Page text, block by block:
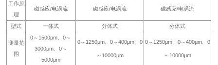
工作原
理
磁感应/电涡流 磁感应/电涡流 磁感应/电涡流
型式 一体式 分体式 分体式
测量范
围
0～1500μm、0～
3000μm、0～
5000μm
0～1250μm、0～400μm、0
～10000μm
0～1250μm、0～400μm、0
～10000μm